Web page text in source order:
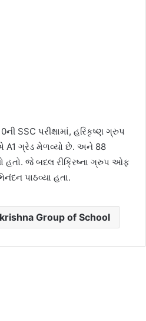
SSC પરીક્ષામાં, હરિકૃષ્ણ ગ્રુપ
A1 ગ્રેડ મેળવ્યો છે. અને 88
હતો. જે બદલ રીક્રિષ્ના ગ્રુપ ઓફ
પાઠવ્યા હતા.
Group of School